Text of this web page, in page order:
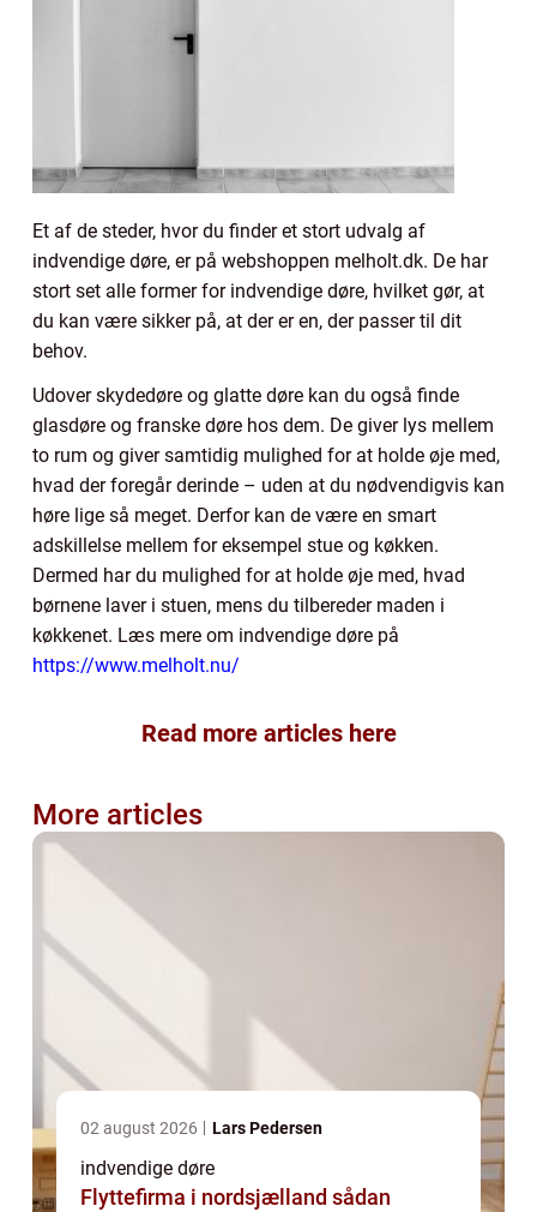
Et af de steder, hvor du finder et stort udvalg af
indvendige døre, er på webshoppen melholt.dk. De har
stort set alle former for indvendige døre, hvilket gør, at
du kan være sikker på, at der er en, der passer til dit
behov.
Udover skydedøre og glatte døre kan du også finde
glasdøre og franske døre hos dem. De giver lys mellem
to rum og giver samtidig mulighed for at holde øje med,
hvad der foregår derinde – uden at du nødvendigvis kan
høre lige så meget. Derfor kan de være en smart
adskillelse mellem for eksempel stue og køkken.
Dermed har du mulighed for at holde øje med, hvad
børnene laver i stuen, mens du tilbereder maden i
køkkenet. Læs mere om indvendige døre på
https://www.melholt.nu/
Read more articles here
More articles
02 august 2026 Lars Pedersen
indvendige døre
Flyttefirma i nordsjælland sådan